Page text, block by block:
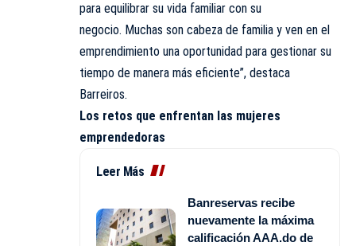
para equilibrar su vida familiar con su
negocio. Muchas son cabeza de familia y ven en el
emprendimiento una oportunidad para gestionar su
tiempo de manera más eficiente”, destaca
Barreiros.
Los retos que enfrentan las mujeres
emprendedoras
Leer Más
Banreservas recibe
nuevamente la máxima
calificación AAA.do de